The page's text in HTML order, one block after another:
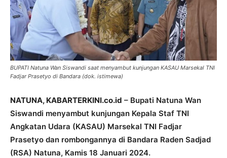
BUPATI Natuna Wan Siswandi saat menyambut kunjungan KASAU Marsekal TNI
Fadjar Prasetyo di Bandara (dok. istimewa)
NATUNA, KABARTERKINI.co.id – Bupati Natuna Wan
Siswandi menyambut kunjungan Kepala Staf TNI
Angkatan Udara (KASAU) Marsekal TNI Fadjar
Prasetyo dan rombongannya di Bandara Raden Sadjad
(RSA) Natuna, Kamis 18 Januari 2024.